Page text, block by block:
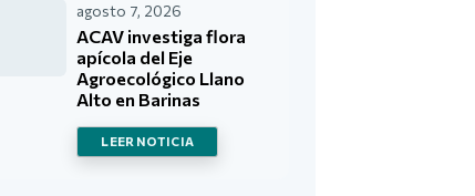
agosto 7, 2026
ACAV investiga flora
apícola del Eje
Agroecológico Llano
Alto en Barinas
LEER NOTICIA